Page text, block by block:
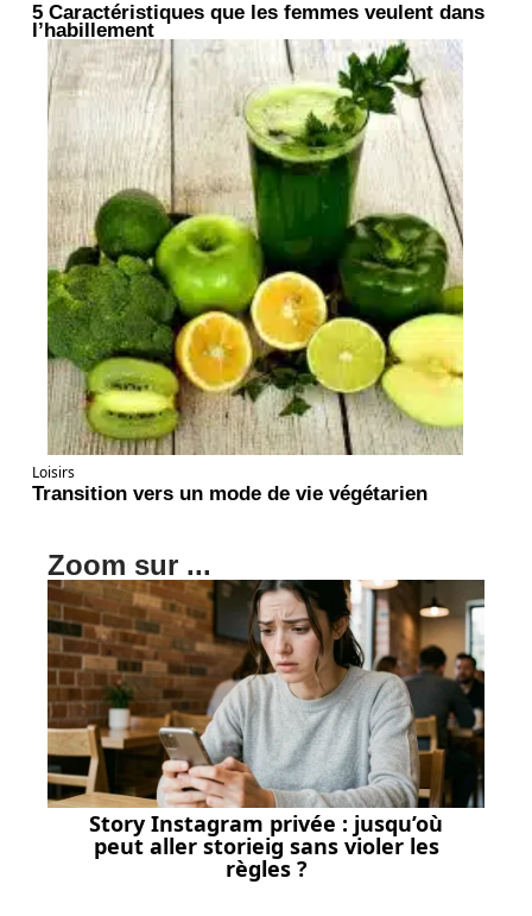
5 Caractéristiques que les femmes veulent dans
l’habillement
Loisirs
Transition vers un mode de vie végétarien
Zoom sur ...
Story Instagram privée : jusqu’où
peut aller storieig sans violer les
règles ?